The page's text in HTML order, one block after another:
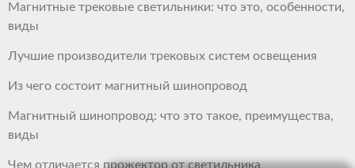
Магнитные трековые светильники: что это, особенности,
виды
Лучшие производители трековых систем освещения
Из чего состоит магнитный шинопровод
Магнитный шинопровод: что это такое, преимущества,
виды
Чем отличается прожектор от светильника